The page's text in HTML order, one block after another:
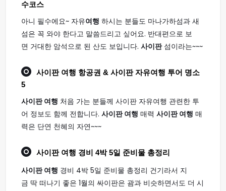
수코스
아니 필수에요~ 자유여행 하시는 분들도 마나가하섬과 새
섬은 꼭 와야 한다고 말씀드리고 싶어요. 반대편으로 보
면 거대한 암석으로 된 산도 보입니다. 사이판섬이라는~~~
사이판 여행 항공권 & 사이판 자유여행 투어 명소
5
사이판 여행 처음 가는 분들께 사이판 자유여행 관련한 투
어 정보도 함께 전합니다. 사이판 여행 매력 사이판 여행 매
력은 단연 천혜의 자연~~~
사이판 여행 경비 4박 5일 준비물 총정리
사이판 여행 경비 4박 5일 준비물 총정리 건기라서 지
금 딱 떠나기 좋은 1월의 싸이판은 괌과 비슷하면서도 더 시